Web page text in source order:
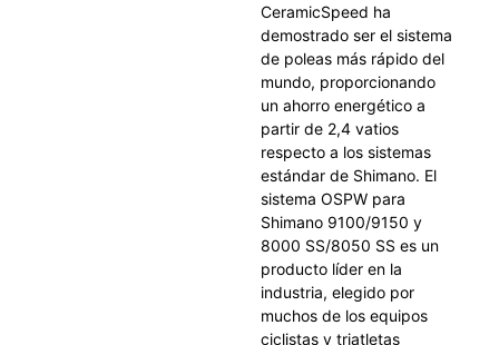
CeramicSpeed ha
demostrado ser el sistema
de poleas más rápido del
mundo, proporcionando
un ahorro energético a
partir de 2,4 vatios
respecto a los sistemas
estándar de Shimano. El
sistema OSPW para
Shimano 9100/9150 y
8000 SS/8050 SS es un
producto líder en la
industria, elegido por
muchos de los equipos
ciclistas y triatletas